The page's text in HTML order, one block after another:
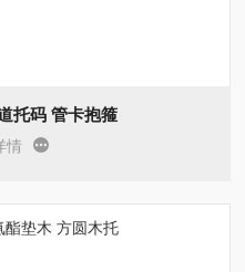
托码 管卡抱箍
情